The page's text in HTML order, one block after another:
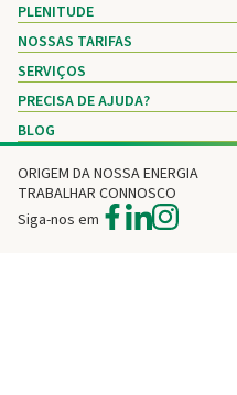
PLENITUDE
NOSSAS TARIFAS
SERVIÇOS
PRECISA DE AJUDA?
BLOG
ORIGEM DA NOSSA ENERGIA
TRABALHAR CONNOSCO
Siga-nos em